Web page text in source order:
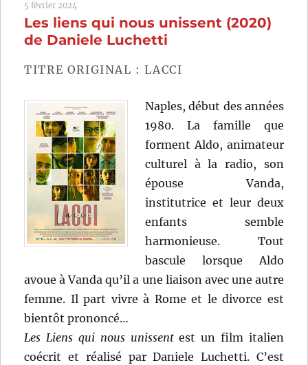
5 février 2024
Les liens qui nous unissent (2020)
de Daniele Luchetti
TITRE ORIGINAL : LACCI
Naples, début des années
1980. La famille que
forment Aldo, animateur
culturel à la radio, son
épouse Vanda,
institutrice et leur deux
enfants semble
harmonieuse. Tout
bascule lorsque Aldo
avoue à Vanda qu’il a une liaison avec une autre
femme. Il part vivre à Rome et le divorce est
bientôt prononcé…
Les Liens qui nous unissentest un film italien
coécrit et réalisé par Daniele Luchetti. C’est